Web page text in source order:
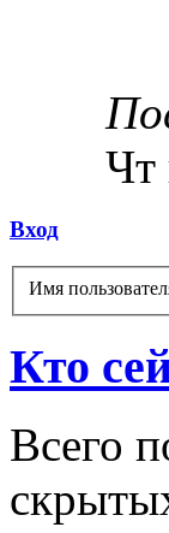
Чт
Вход
Имя
Кто
Всего